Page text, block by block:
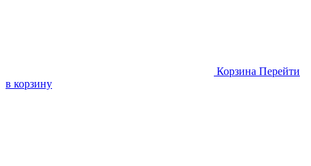
Корзина Перейти
в корзину